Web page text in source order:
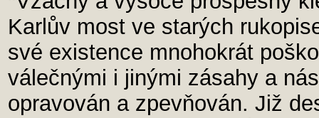
Karlův most ve starých
své existence mnohokrát
válečnými i jinými zásahy a
opravován a zpevňován. Již